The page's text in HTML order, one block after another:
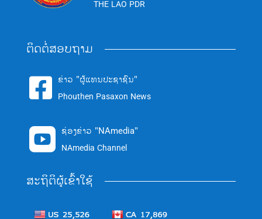
THE LAO PDR
ຕິດຕໍ່ສອບຖາມ
 ຂ່າວ "ຜູ້ແທນປະຊາຊົນ"
Phouthen Pasaxon News
 ຊ່ອງຂ່າວ "NAmedia"
NAmedia Channel
ສະຖິຕິຜູ້ເຂົ້າໃຊ້